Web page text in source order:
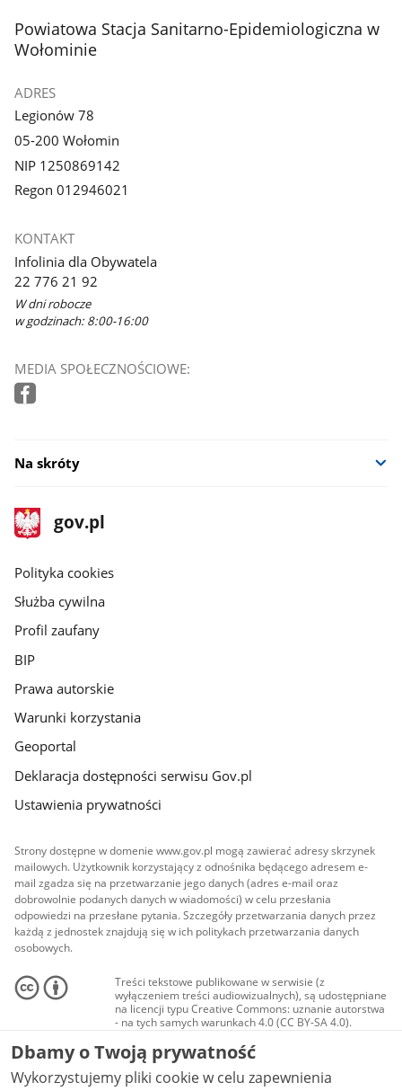
stopka
Powiatowa Stacja Sanitarno-Epidemiologiczna w
Wołominie
ADRES
Legionów 78
05-200 Wołomin
NIP 1250869142
Regon 012946021
KONTAKT
Infolinia dla Obywatela
22 776 21 92
W dni robocze
w godzinach: 8:00-16:00
MEDIA SPOŁECZNOŚCIOWE:
Na skróty
stopka
gov.pl
Strona
gov.pl
gov.pl
Polityka cookies
Służba cywilna
Profil zaufany
BIP
Prawa autorskie
Warunki korzystania
Geoportal
Deklaracja dostępności serwisu Gov.pl
Ustawienia prywatności
Strony dostępne w domenie www.gov.pl mogą zawierać adresy skrzynek
mailowych. Użytkownik korzystający z odnośnika będącego adresem e-
mail zgadza się na przetwarzanie jego danych (adres e-mail oraz
dobrowolnie podanych danych w wiadomości) w celu przesłania
odpowiedzi na przesłane pytania. Szczegóły przetwarzania danych przez
każdą z jednostek znajdują się w ich politykach przetwarzania danych
osobowych.
Treści tekstowe publikowane w serwisie (z
wyłączeniem treści audiowizualnych), są udostępniane
na licencji typu Creative Commons: uznanie autorstwa
- na tych samych warunkach 4.0 (CC BY-SA 4.0).
Materiały audiowizualne, w tym zdjęcia, materiały
audio i wideo, są udostępniane na licencji typu
Creative Commons: uznanie autorstwa użycie
niekomercyjne - bez utworów zależnych 4.0 (CC BY-
Dbamy o Twoją prywatność
Wykorzystujemy pliki cookie w celu zapewnienia